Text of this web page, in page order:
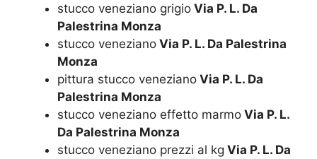
stucco veneziano grigio Via P. L. Da
Palestrina Monza
stucco veneziano Via P. L. Da Palestrina
Monza
pittura stucco veneziano Via P. L. Da
Palestrina Monza
stucco veneziano effetto marmo Via P. L.
Da Palestrina Monza
stucco veneziano prezzi al kg Via P. L. Da